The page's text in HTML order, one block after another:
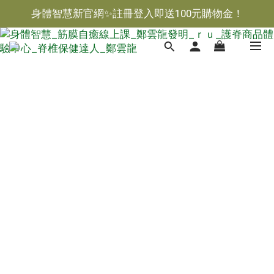
身體智慧新官網✨註冊登入即送100元購物金！